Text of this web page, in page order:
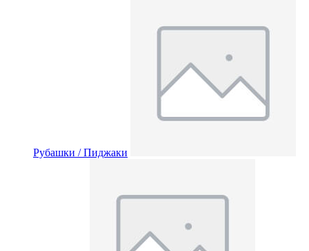
Рубашки / Пиджаки